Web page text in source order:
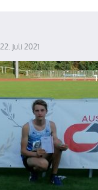
22. Juli 2021